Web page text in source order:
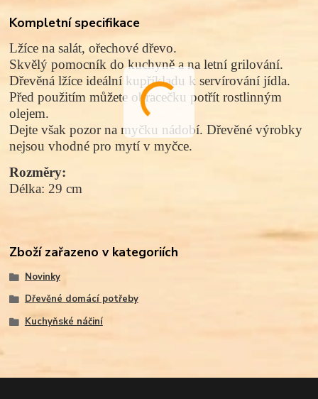
Kompletní specifikace
Lžíce na salát, ořechové dřevo.
Skvělý pomocník do kuchyně a na letní grilování.
Dřevěná lžíce ideální kupříkladu k servírování jídla.
Před použitím můžete obracečku potřít rostlinným
olejem.
Dejte však pozor na myčku nádobí. Dřevěné výrobky
nejsou vhodné pro mytí v myčce.
Rozměry:
Délka: 29 cm
Zboží zařazeno v kategoriích
Novinky
Dřevěné domácí potřeby
Kuchyňské náčiní